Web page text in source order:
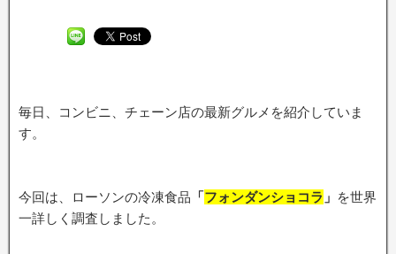
毎日、コンビニ、チェーン店の最新グルメを紹介していま
す。
今回は、ローソンの冷凍食品 「フォンダンショコラ 」 を世界
一詳しく調査しました。